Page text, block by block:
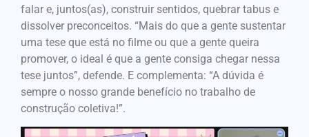
falar e, juntos(as), construir sentidos, quebrar tabus e
dissolver preconceitos. “Mais do que a gente sustentar
uma tese que está no filme ou que a gente queira
promover, o ideal é que a gente consiga chegar nessa
tese juntos”, defende. E complementa: “A dúvida é
sempre o nosso grande benefício no trabalho de
construção coletiva!”.